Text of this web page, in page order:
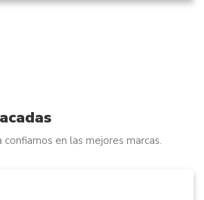
confiamos en las mejores marcas.